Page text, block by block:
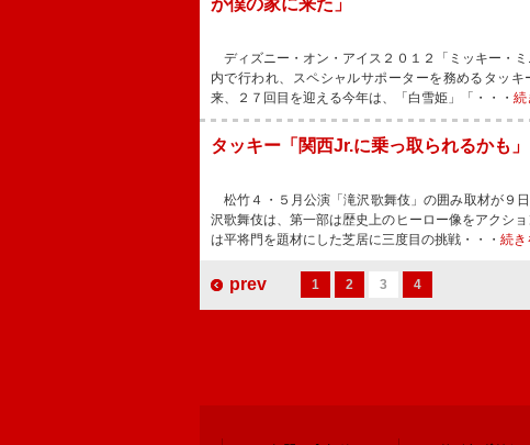
が僕の家に来た」
ディズニー・オン・アイス２０１２「ミッキー・
内で行われ、スペシャルサポーターを務めるタッ
来、２７回目を迎える今年は、「白雪姫」「・・・ 続
タッキー「関西Jr.に乗っ取られるかも
松竹４・５月公演「滝沢歌舞伎」の囲み取材が９
沢歌舞伎は、第一部は歴史上のヒーロー像をアクシ
は平将門を題材にした芝居に三度目の挑戦・・・ 続き
prev 1 2 3 4